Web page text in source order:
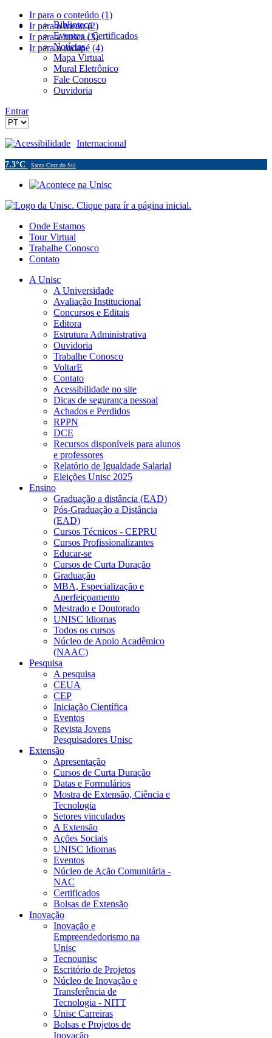
Ir para o conteúdo (1)
Ir para o menu (2)
Ir para a busca (3)
Ir para o rodapé (4)
Biblioteca
Eventos / Certificados
Notícias
Mapa Virtual
Mural Eletrônico
Fale Conosco
Ouvidoria
Entrar
Acessibilidade Internacional
7.3°C Santa Cruz do Sul
Onde Estamos
Tour Virtual
Trabalhe Conosco
Contato
A Unisc
A Universidade
Avaliação Institucional
Concursos e Editais
Editora
Estrutura Administrativa
Ouvidoria
Trabalhe Conosco
VoltarE
Contato
Acessibilidade no site
Dicas de segurança pessoal
Achados e Perdidos
RPPN
DCE
Recursos disponíveis para alunos
e professores
Relatório de Igualdade Salarial
Eleições Unisc 2025
Ensino
Graduação a distância (EAD)
Pós-Graduação a Distância
(EAD)
Cursos Técnicos - CEPRU
Cursos Profissionalizantes
Educar-se
Cursos de Curta Duração
Graduação
MBA, Especialização e
Aperfeiçoamento
Mestrado e Doutorado
UNISC Idiomas
Todos os cursos
Núcleo de Apoio Acadêmico
(NAAC)
Pesquisa
A pesquisa
CEUA
CEP
Iniciação Científica
Eventos
Revista Jovens
Pesquisadores Unisc
Extensão
Apresentação
Cursos de Curta Duração
Datas e Formulários
Mostra de Extensão, Ciência e
Tecnologia
Setores vinculados
A Extensão
Ações Sociais
UNISC Idiomas
Eventos
Núcleo de Ação Comunitária -
NAC
Certificados
Bolsas de Extensão
Inovação
Inovação e
Empreendedorismo na
Unisc
Tecnounisc
Escritório de Projetos
Núcleo de Inovação e
Transferência de
Tecnologia - NITT
Unisc Carreiras
Bolsas e Projetos de
Inovação